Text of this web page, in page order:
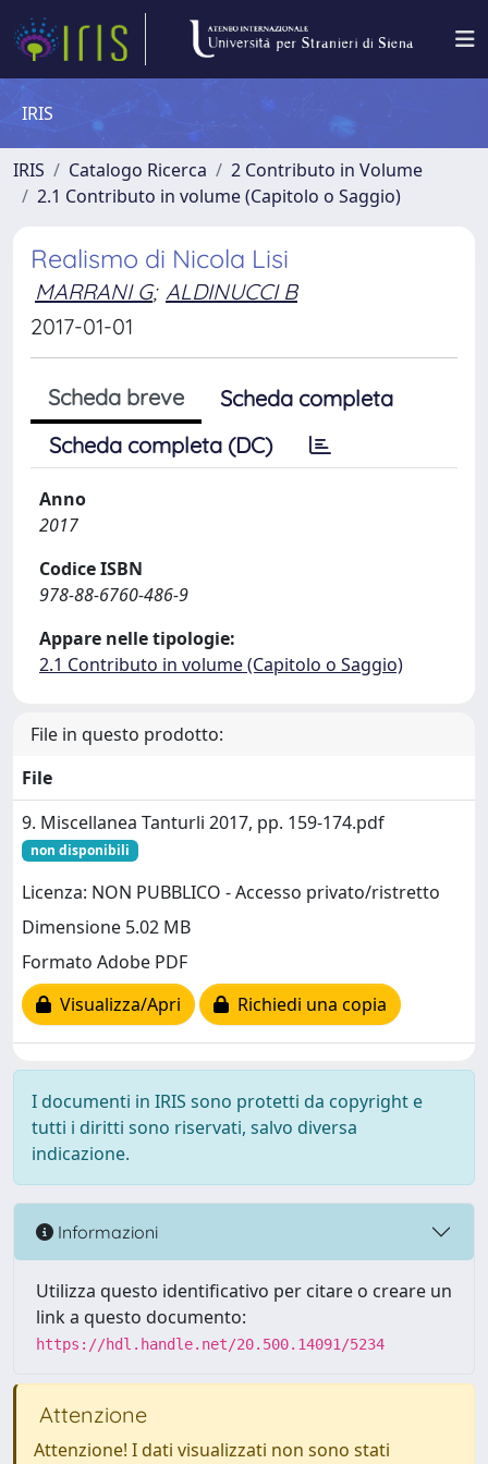
IRIS
IRIS Catalogo Ricerca
2 Contributo in Volume
2.1 Contributo in volume (Capitolo o Saggio)
Realismo di Nicola Lisi
MARRANI G; ALDINUCCI B
2017-01-01
Scheda breve
Scheda completa
Scheda completa (DC)
Anno
2017
Codice ISBN
978-88-6760-486-9
Appare nelle tipologie:
2.1 Contributo in volume (Capitolo o Saggio)
File in questo prodotto:
File
9. Miscellanea Tanturli 2017, pp. 159-174.pdf
non disponibili
Licenza: NON PUBBLICO - Accesso privato/ristretto
Dimensione 5.02 MB
Formato Adobe PDF
Visualizza/Apri
Richiedi una copia
I documenti in IRIS sono protetti da copyright e
tutti i diritti sono riservati, salvo diversa
indicazione.
Informazioni
Utilizza questo identificativo per citare o creare un
link a questo documento:
https://hdl.handle.net/20.500.14091/5234
Attenzione
Attenzione! I dati visualizzati non sono stati